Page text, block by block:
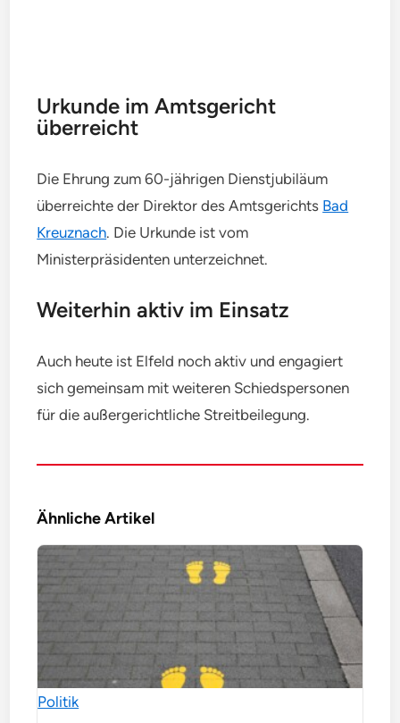
Urkunde im Amtsgericht
überreicht
Die Ehrung zum 60-jährigen Dienstjubiläum
überreichte der Direktor des Amtsgerichts Bad
Kreuznach. Die Urkunde ist vom
Ministerpräsidenten unterzeichnet.
Weiterhin aktiv im Einsatz
Auch heute ist Elfeld noch aktiv und engagiert
sich gemeinsam mit weiteren Schiedspersonen
für die außergerichtliche Streitbeilegung.
Ähnliche Artikel
Politik